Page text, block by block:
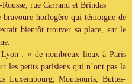
rue Carrand et Brindas
horlogère qui témoigne de
bientôt trouver sa place, sur le
: « de nombreux lieux à Paris
les petits parisiens qui n’ont pas la
Luxembourg, Montsouris, Buttes-